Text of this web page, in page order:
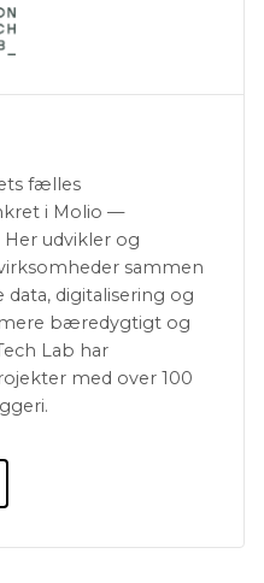
fælles
i Molio —
udvikler og
sammen
digitalisering og
bæredygtigt og
Lab har
med over 100